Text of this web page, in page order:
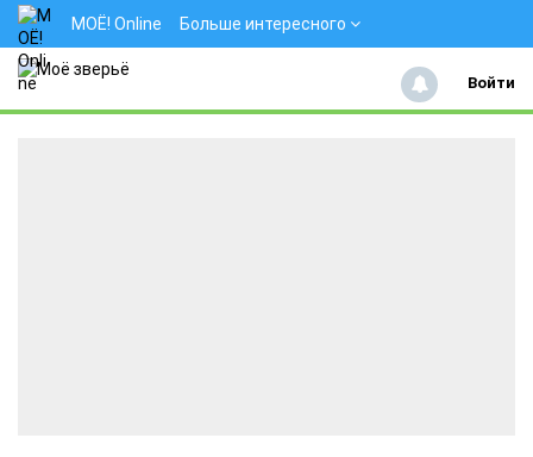
МОЁ! Online Больше интересного
Войти